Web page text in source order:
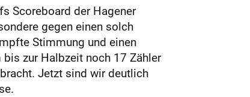
Scoreboard der Hagener
gegen einen solch
Stimmung und einen
zur Halbzeit noch 17 Zähler
Jetzt sind wir deutlich